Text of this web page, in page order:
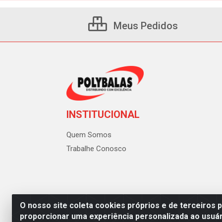
O nosso site coleta cookies próprios e de terceiros
proporcionar uma experiência personalizada ao
Meus Pedidos
INSTITUCIONAL
Quem Somos
Trabalhe Conosco